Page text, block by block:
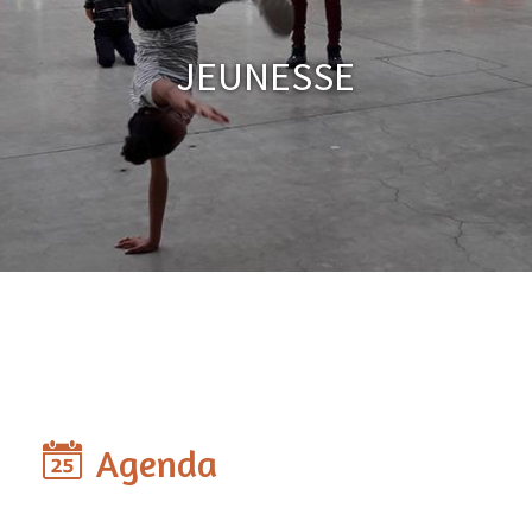
Jeunesse
Agenda